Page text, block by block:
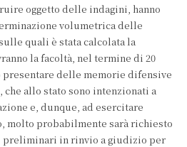
oggetto delle indagini, hanno
volumetrica delle
quali è stata calcolata la
la facoltà, nel termine di 20
delle memorie difensive
allo stato sono intenzionati a
e, dunque, ad esercitare
molto probabilmente sarà richiesto
preliminari in rinvio a giudizio per